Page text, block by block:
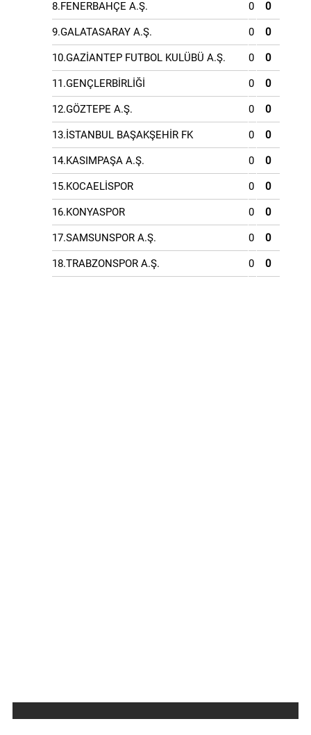
8.FENERBAHÇE A.Ş. 0 0
9.GALATASARAY A.Ş. 0 0
10.GAZİANTEP FUTBOL KULÜBÜ A.Ş. 0 0
11.GENÇLERBİRLİĞİ 0 0
12.GÖZTEPE A.Ş. 0 0
13.İSTANBUL BAŞAKŞEHİR FK 0 0
14.KASIMPAŞA A.Ş. 0 0
15.KOCAELİSPOR 0 0
16.KONYASPOR 0 0
17.SAMSUNSPOR A.Ş. 0 0
18.TRABZONSPOR A.Ş. 0 0